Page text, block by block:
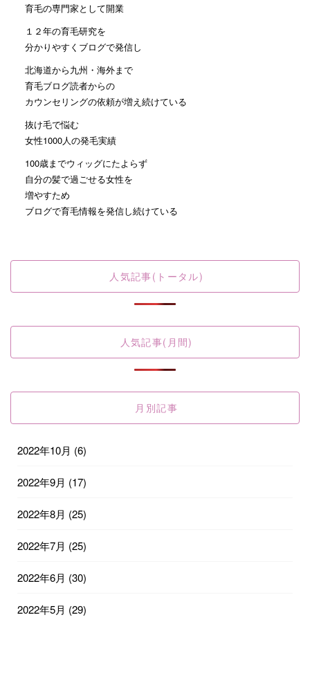
育毛の専門家として開業
１２年の育毛研究を
分かりやすくブログで発信し
北海道から九州・海外まで
育毛ブログ読者からの
カウンセリングの依頼が増え続けている
抜け毛で悩む
女性1000人の発毛実績
100歳までウィッグにたよらず
自分の髪で過ごせる女性を
増やすため
ブログで育毛情報を発信し続けている
人気記事(トータル)
人気記事(月間)
月別記事
2022年10月 (6)
2022年9月 (17)
2022年8月 (25)
2022年7月 (25)
2022年6月 (30)
2022年5月 (29)